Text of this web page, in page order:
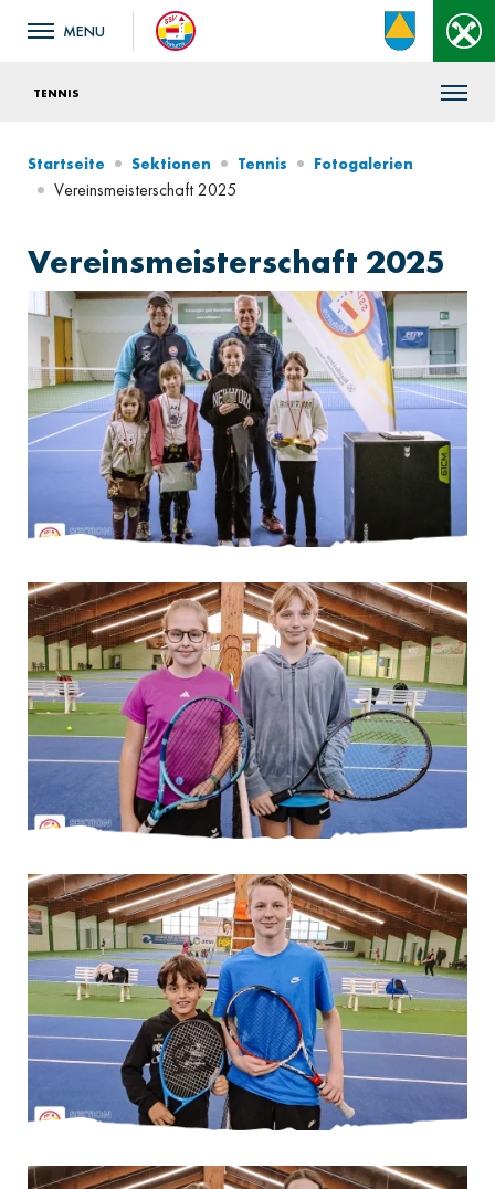
TENNIS
Startseite Sektionen Tennis Fotogalerien
Vereinsmeisterschaft 2025
Vereinsmeisterschaft 2025